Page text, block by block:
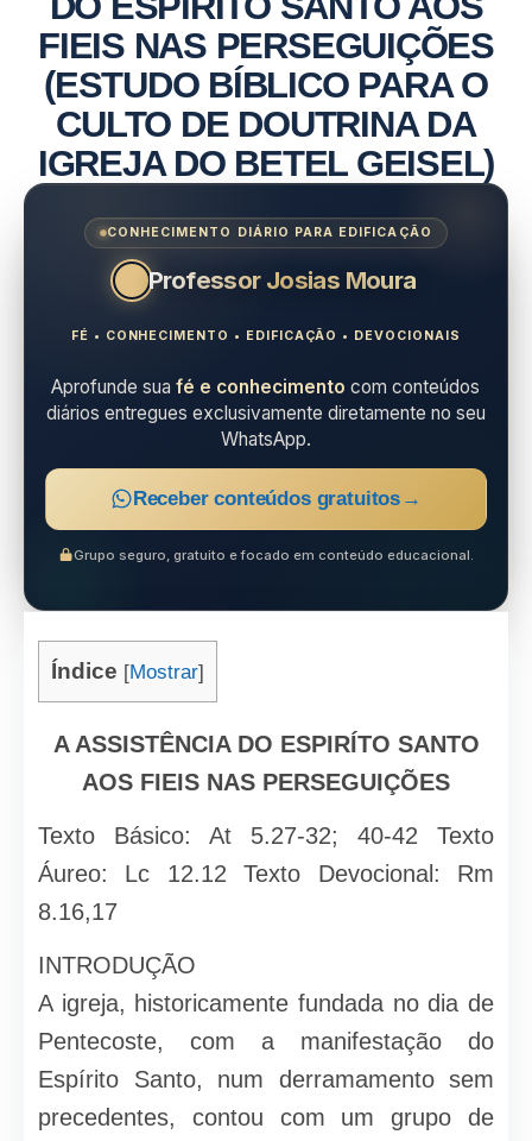
FIEIS NAS PERSEGUIÇÕES
(ESTUDO BÍBLICO PARA O
CULTO DE DOUTRINA DA
IGREJA DO BETEL GEISEL)
CONHECIMENTO DIÁRIO PARA EDIFICAÇÃO
Professor Josias Moura
FÉ • CONHECIMENTO • EDIFICAÇÃO • DEVOCIONAIS
Aprofunde suafé e conhecimento com conteúdos
diários entregues exclusivamente diretamente no seu
WhatsApp.
Receber conteúdos gratuitos →
Grupo seguro, gratuito e focado em conteúdo educacional.
Índice [Mostrar]
A ASSISTÊNCIA DO ESPIRÍTO SANTO
AOS FIEIS NAS PERSEGUIÇÕES
Texto Básico: At 5.27-32; 40-42 Texto
Áureo: Lc 12.12 Texto Devocional: Rm
8.16,17
INTRODUÇÃO
A igreja, historicamente fundada no dia de
Pentecoste, com a manifestação do
Espírito Santo, num derramamento sem
precedentes, contou com um grupo de